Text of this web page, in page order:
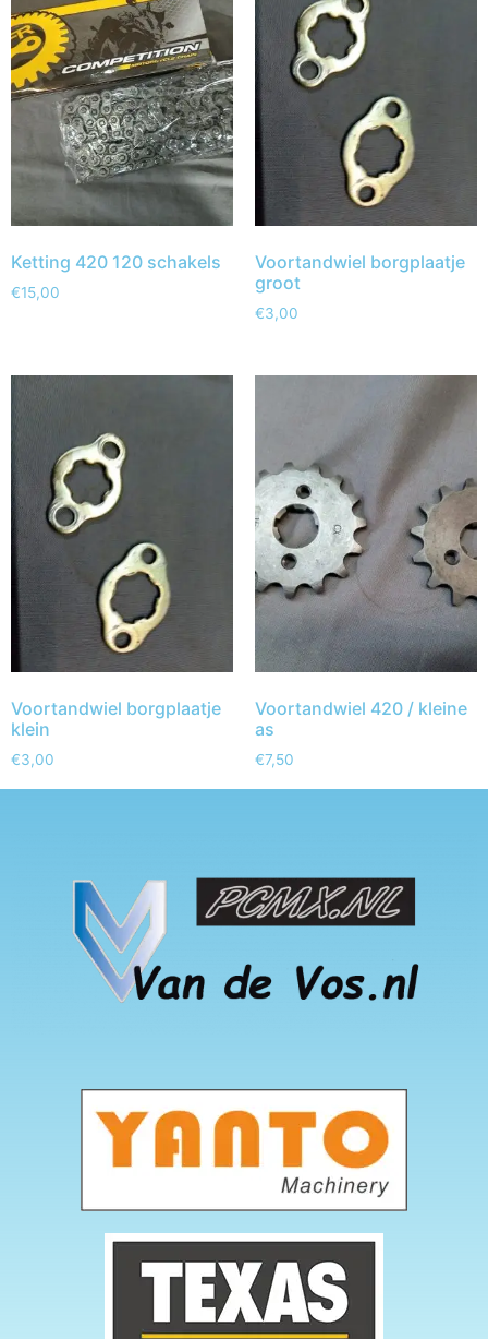
Ketting 420 120 schakels
€15,00
Voortandwiel borgplaatje
groot
€3,00
Voortandwiel borgplaatje
klein
€3,00
Voortandwiel 420 / kleine
as
€7,50